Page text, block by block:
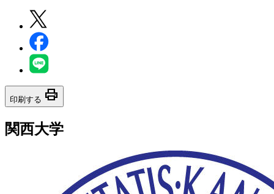
印刷する print
関西大学